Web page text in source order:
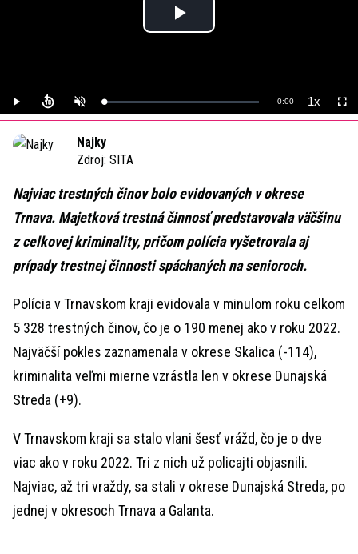
Play
Play UnmuteLoaded:
0%
Remaining
-0:00 1xPlayback
Rate
Najky
Zdroj: SITA
Najviac trestných činov bolo evidovaných v okrese
Trnava. Majetková trestná činnosť predstavovala väčšinu
z celkovej kriminality, pričom polícia vyšetrovala aj
prípady trestnej činnosti spáchaných na senioroch.
Polícia v Trnavskom kraji evidovala v minulom roku celkom
5 328 trestných činov, čo je o 190 menej ako v roku 2022.
Najväčší pokles zaznamenala v okrese Skalica (-114),
kriminalita veľmi mierne vzrástla len v okrese Dunajská
Streda (+9).
V Trnavskom kraji sa stalo vlani šesť vrážd, čo je o dve
viac ako v roku 2022. Tri z nich už policajti objasnili.
Najviac, až tri vraždy, sa stali v okrese Dunajská Streda, po
jednej v okresoch Trnava a Galanta.